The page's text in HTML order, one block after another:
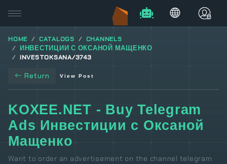
HOME CATALOGS
CHANNELS
ИНВЕСТИЦИИ С ОКСАНОЙ МАЩЕНКО
INVESTOKSANA/3743
Return View Post
KOXEE.NET - Buy Telegram
Ads Инвестиции с Оксаной
Мащенко
Want to order an advertisement on the channel telegram